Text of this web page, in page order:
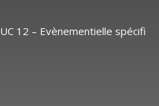
UC 12 – Evènementielle spécifi